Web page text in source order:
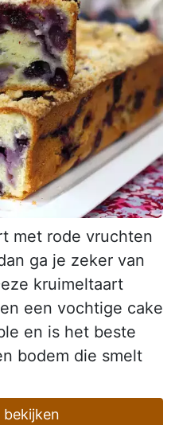
met rode vruchten
ga je zeker van
kruimeltaart
een vochtige cake
en is het beste
bodem die smelt